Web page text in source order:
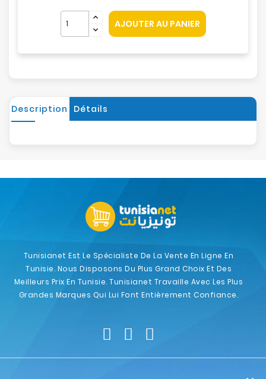
AJOUTER AU PANIER
Description Détails
Tunisianet Est Le Spécialiste De La Vente En Ligne En
Tunisie. Nous Disposons Du Plus Grand Choix Et Des
Meilleurs Prix En Tunisie. Tunisianet Travaille Avec Les Plus
Grandes Marques Qui Lui Font Entièrement Confiance.